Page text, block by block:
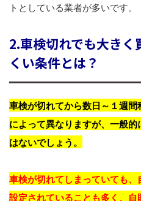
トとしている業者が多いです。
2.車検切れでも大きく
くい条件とは？
車検が切れてから数日～１週
によって異なりますが、一般
はないでしょう。
車検が切れてしまっていても
設定されていることも多く、